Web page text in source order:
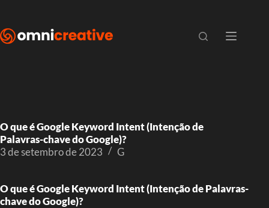
O que é Google Keyword Intent (Intenção de
Palavras-chave do Google)?
3 de setembro de 2023
G
O que é Google Keyword Intent (Intenção de Palavras-
chave do Google)?